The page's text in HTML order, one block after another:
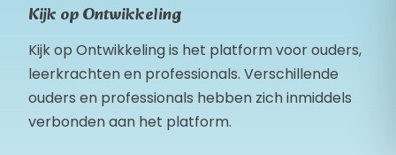
Kijk op Ontwikkeling
Kijk op Ontwikkeling is het platform voor ouders,
leerkrachten en professionals. Verschillende
ouders en professionals hebben zich inmiddels
verbonden aan het platform.